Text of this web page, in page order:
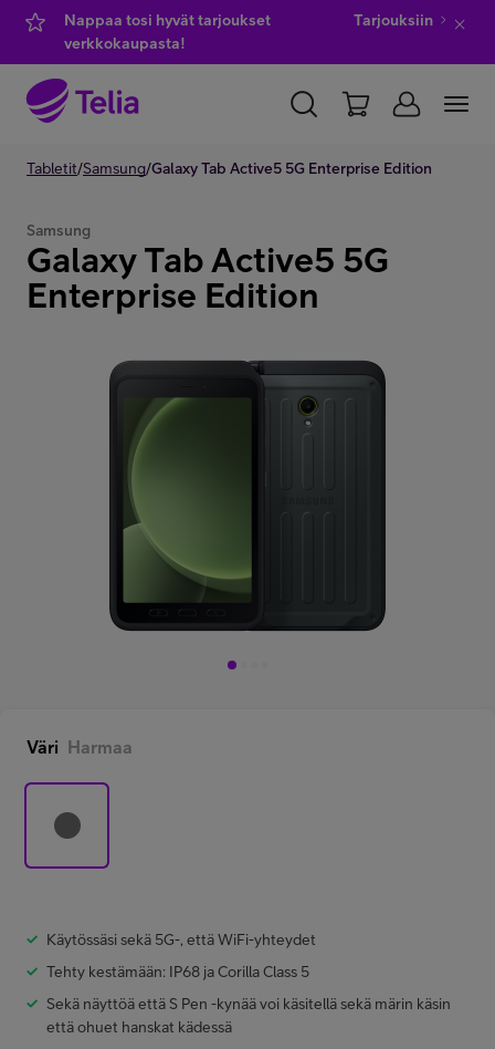
Nappaa tosi hyvät tarjoukset
verkkokaupasta!
Tarjouksiin
YKSITYISILLE YRITYKSILLE WHOLESALE
Kauppa
IT-palvelut
Minun Telia Yrityksille
Tabletit/Samsung/Galaxy Tab Active5 5G Enterprise Edition
Samsung
Galaxy Tab Active5 5G
Enterprise Edition
Väri Harmaa
Käytössäsi sekä 5G-, että WiFi-yhteydet
Tehty kestämään: IP68 ja Corilla Class 5
Sekä näyttöä että S Pen -kynää voi käsitellä sekä märin käsin
että ohuet hanskat kädessä